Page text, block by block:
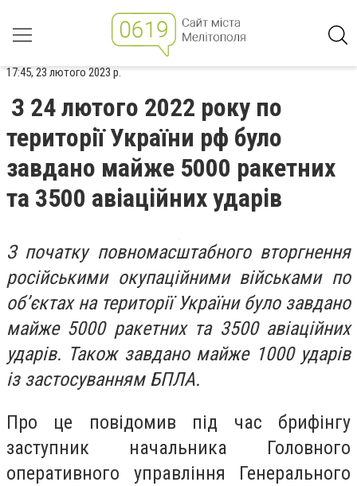
17:45, 23 лютого 2023 р.
З 24 лютого 2022 року по
території України рф було
завдано майже 5000 ракетних
та 3500 авіаційних ударів
З початку повномасштабного вторгнення
російськими окупаційними військами по
об’єктах на території України було завдано
майже 5000 ракетних та 3500 авіаційних
ударів. Також завдано майже 1000 ударів
із застосуванням БПЛА.
Про це повідомив під час брифінгу
заступник начальника Головного
оперативного управління Генерального